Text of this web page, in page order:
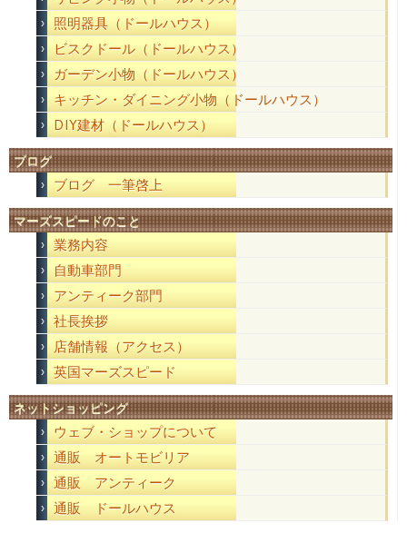
照明器具（ドールハウス）
ビスクドール（ドールハウス）
ガーデン小物（ドールハウス）
キッチン・ダイニング小物（ドールハウス）
DIY建材（ドールハウス）
ブログ
ブログ 一筆啓上
マーズスピードのこと
業務内容
自動車部門
アンティーク部門
社長挨拶
店舗情報（アクセス）
英国マーズスピード
ネットショッピング
ウェブ・ショップについて
通販 オートモビリア
通販 アンティーク
通販 ドールハウス